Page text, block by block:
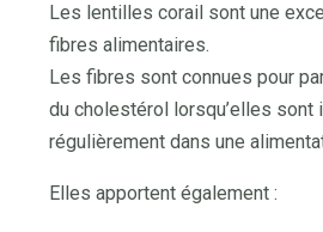
Les lentilles corail sont une
fibres alimentaires.
Les fibres sont connues pour
du cholestérol lorsqu’elles sont
régulièrement dans une
Elles apportent également :